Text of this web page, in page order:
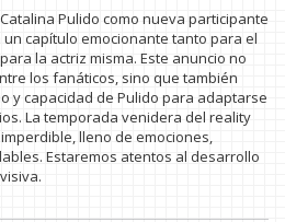
Pulido como nueva participante
capítulo emocionante tanto para el
la actriz misma. Este anuncio no
los fanáticos, sino que también
y capacidad de Pulido para adaptarse
La temporada venidera del reality
lleno de emociones,
Estaremos atentos al desarrollo